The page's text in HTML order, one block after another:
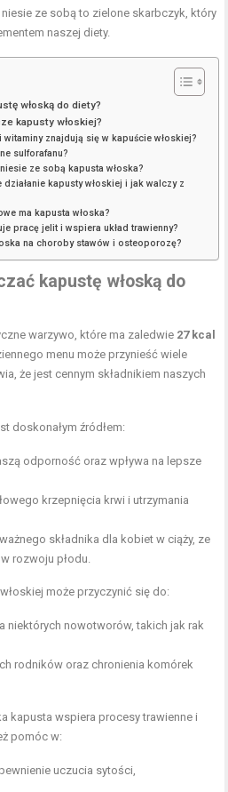
ze sobą to zielone skarbczyk, który
naszej diety.
włoską do diety?
kapusty włoskiej?
znajdują się w kapuście włoskiej?
sulforafanu?
ze sobą kapusta włoska?
kapusty włoskiej i jak walczy z
ma kapusta włoska?
pracę jelit i wspiera układ trawienny?
na choroby stawów i osteoporozę?
kapustę włoską do
warzywo, które ma zaledwie 27 kcal
menu może przynieść wiele
że jest cennym składnikiem naszych
doskonałym źródłem:
odporność oraz wpływa na lepsze
krzepnięcia krwi i utrzymania
składnika dla kobiet w ciąży, ze
rozwoju płodu.
może przyczynić się do:
niektórych nowotworów, takich jak rak
rodników oraz chronienia komórek
kapusta wspiera procesy trawienne i
pomóc w:
uczucia sytości,